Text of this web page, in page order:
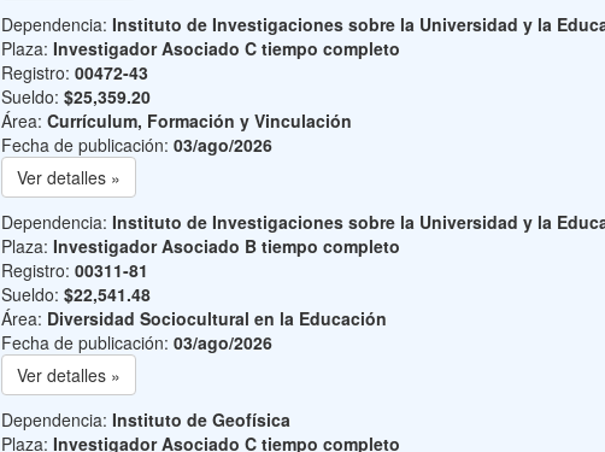
Dependencia: Instituto de Investigaciones sobre la Universidad y la
Plaza: Investigador Asociado C tiempo completo
Registro: 00472-43
Sueldo: $25,359.20
Área: Currículum, Formación y Vinculación
Fecha de publicación: 03/ago/2026
Ver detalles »
Dependencia: Instituto de Investigaciones sobre la Universidad y la
Plaza: Investigador Asociado B tiempo completo
Registro: 00311-81
Sueldo: $22,541.48
Área: Diversidad Sociocultural en la Educación
Fecha de publicación: 03/ago/2026
Ver detalles »
Dependencia: Instituto de Geofísica
Plaza: Investigador Asociado C tiempo completo